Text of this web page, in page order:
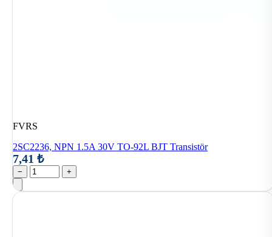
FVRS
2SC2236, NPN 1.5A 30V TO-92L BJT Transistör
7,41 ₺
− +